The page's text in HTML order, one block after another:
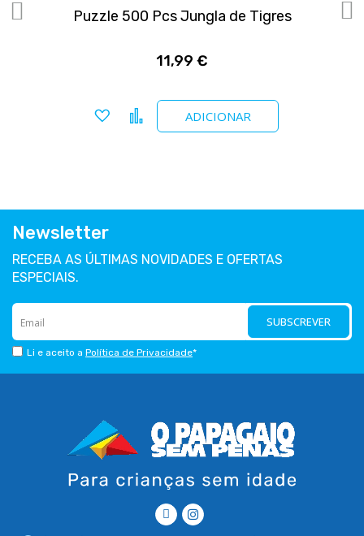
Puzzle 500 Pcs Jungla de Tigres
11,99 €
ADICIONAR
Adicionar a favoritos
Comparar
Newsletter
RECEBA AS ÚLTIMAS NOVIDADES E OFERTAS
ESPECIAIS.
SUBSCREVER
Li e aceito a Política de Privacidade*